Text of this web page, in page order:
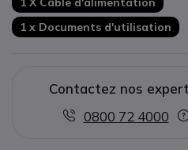
1 x Documents d'utilisation
Contactez nos
0800 72 4000